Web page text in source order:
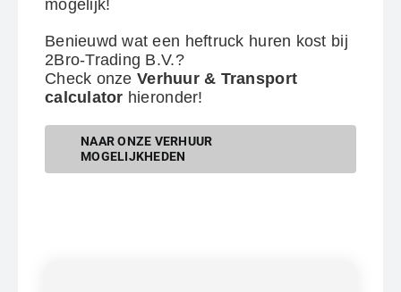
mogelijk!
Benieuwd wat een heftruck huren kost bij
2Bro-Trading B.V.?
Check onze Verhuur & Transport
calculator hieronder!
NAAR ONZE VERHUUR
MOGELIJKHEDEN